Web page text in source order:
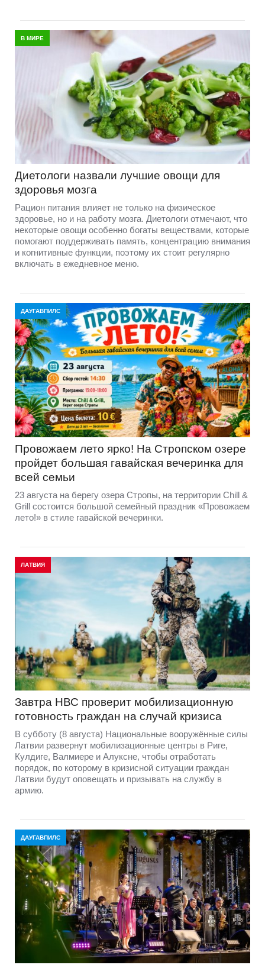
В МИРЕ
Диетологи назвали лучшие овощи для
здоровья мозга
Рацион питания влияет не только на физическое
здоровье, но и на работу мозга. Диетологи отмечают, что
некоторые овощи особенно богаты веществами, которые
помогают поддерживать память, концентрацию внимания
и когнитивные функции, поэтому их стоит регулярно
включать в ежедневное меню.
ДАУГАВПИЛС
Провожаем лето ярко! На Стропском озере
пройдет большая гавайская вечеринка для
всей семьи
23 августа на берегу озера Стропы, на территории Chill &
Grill состоится большой семейный праздник «Провожаем
лето!» в стиле гавайской вечеринки.
ЛАТВИЯ
Завтра НВС проверит мобилизационную
готовность граждан на случай кризиса
В субботу (8 августа) Национальные вооружённые силы
Латвии развернут мобилизационные центры в Риге,
Кулдиге, Валмиере и Алуксне, чтобы отработать
порядок, по которому в кризисной ситуации граждан
Латвии будут оповещать и призывать на службу в
армию.
ДАУГАВПИЛС